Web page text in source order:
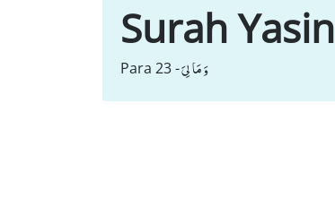
Surah Yasin
Para 23 -وَ مَا لِیَ